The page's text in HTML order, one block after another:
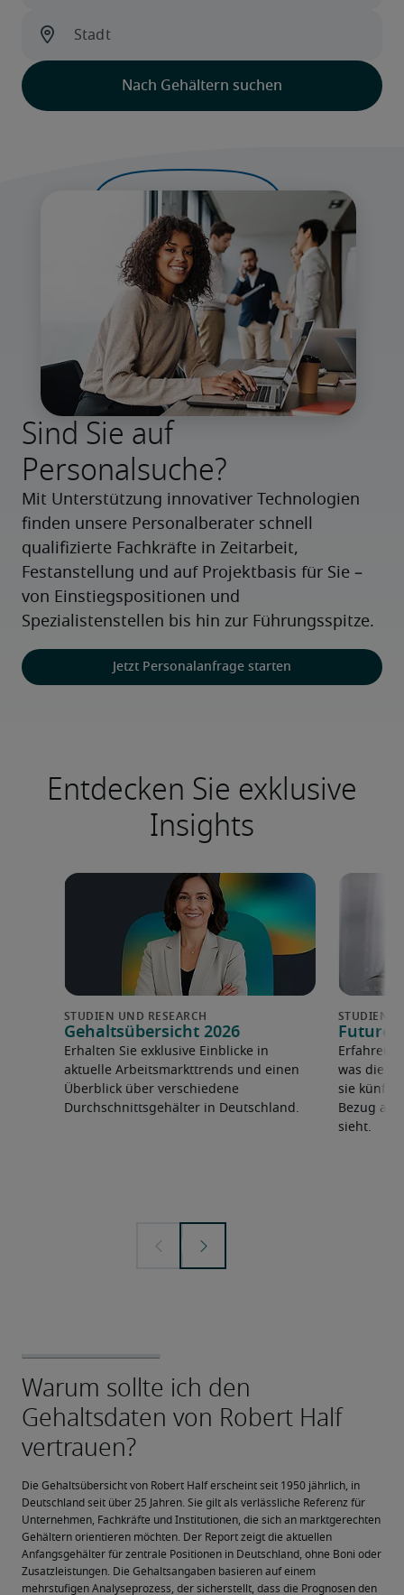
Sind Sie auf
Personalsuche?
Mit Unterstützung innovativer Technologien
finden unsere Personalberater schnell
qualifizierte Fachkräfte in Zeitarbeit,
Festanstellung und auf Projektbasis für Sie –
von Einstiegspositionen und
Spezialistenstellen bis hin zur Führungsspitze.
Jetzt Personalanfrage starten
Entdecken Sie exklusive
Insights
Gehaltsübersicht 2026
Erhalten Sie exklusive Einblicke in
aktuelle Arbeitsmarkttrends und einen
Überblick über verschiedene
Durchschnittsgehälter in Deutschland.
Future
Erfahren
was die
sie
Bezug
sieht.
Die Gehaltsübersicht von Robert Half erscheint seit 1950 jährlich, in
Deutschland seit über 25 Jahren. Sie gilt als verlässliche Referenz für
Unternehmen, Fachkräfte und Institutionen, die sich an marktgerechten
Gehältern orientieren möchten. Der Report zeigt die aktuellen
Anfangsgehälter für zentrale Positionen in Deutschland, ohne Boni oder
Zusatzleistungen. Die Gehaltsangaben basieren auf einem
mehrstufigen Analyseprozess, der sicherstellt, dass die Prognosen den